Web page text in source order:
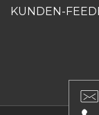
KUNDEN-